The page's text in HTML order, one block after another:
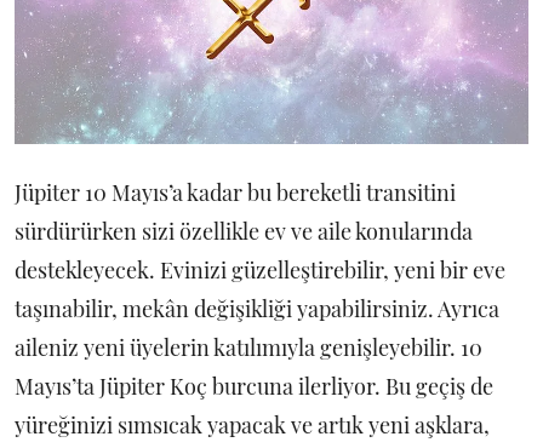
Jüpiter 10 Mayıs’a kadar bu bereketli transitini
sürdürürken sizi özellikle ev ve aile konularında
destekleyecek. Evinizi güzelleştirebilir, yeni bir eve
taşınabilir, mekân değişikliği yapabilirsiniz. Ayrıca
aileniz yeni üyelerin katılımıyla genişleyebilir. 10
Mayıs’ta Jüpiter Koç burcuna ilerliyor. Bu geçiş de
yüreğinizi sımsıcak yapacak ve artık yeni aşklara,